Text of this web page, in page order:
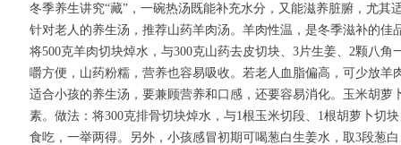
冬季养生讲究“藏”，一碗热汤既能补充水分，又能滋养脏腑，尤
针对老人的养生汤，推荐山药羊肉汤。羊肉性温，是冬季滋补的
将500克羊肉切块焯水，与300克山药去皮切块、3片生姜、2颗八
嚼方便，山药粉糯，营养也容易吸收。若老人血脂偏高，可少放
适合小孩的养生汤，要兼顾营养和口感，还要容易消化。玉米胡
素。做法：将300克排骨切块焯水，与1根玉米切段、1根胡萝卜切
食吃，一举两得。另外，小孩感冒初期可喝葱白生姜水，取3段葱